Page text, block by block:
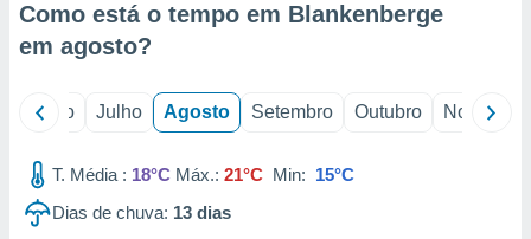
e
de
Como está o tempo em Blankenberge
em agosto?
Junho Julho Agosto Setembro Outubro Novembro
T. Média : 18°C Máx.: 21°C Min: 15°C
Dias de chuva: 13 dias